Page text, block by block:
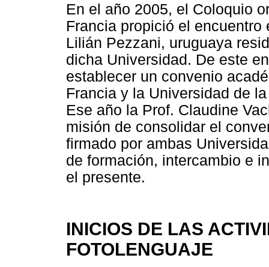
En el año 2005, el Coloquio
Francia propició el
Lilián Pezzani, uruguaya
dicha Universidad. De este
establecer un convenio
Francia y la Universidad de
Ese año la Prof. Claudine
misión de consolidar el
firmado por ambas
de formación, intercambio e
el presente.
INICIOS DE LAS
FOTOLENGUAJE